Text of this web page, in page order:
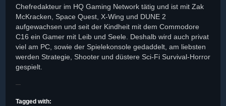
Chefredakteur im HQ Gaming Network tätig und ist mit Zak
McKracken, Space Quest, X-Wing und DUNE 2
aufgewachsen und seit der Kindheit mit dem Commodore
C16 ein Gamer mit Leib und Seele. Deshalb wird auch privat
viel am PC, sowie der Spielekonsole gedaddelt, am liebsten
werden Strategie, Shooter und düstere Sci-Fi Survival-Horror
gespielt.
Tagged with: